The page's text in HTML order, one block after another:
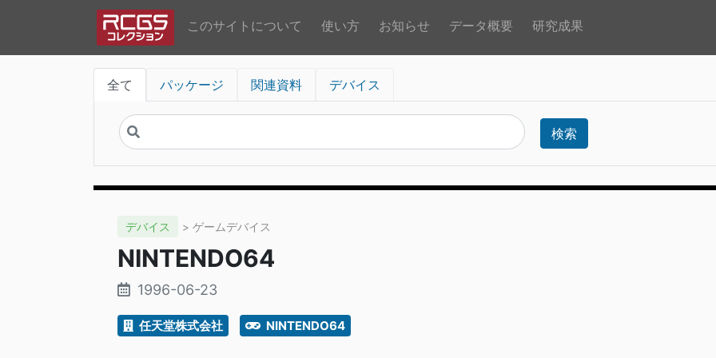
このサイトについて 使い方 お知らせ データ概要 研究成果
全て パッケージ 関連資料 デバイス
検索
デバイス > ゲームデバイス
NINTENDO64
1996-06-23
任天堂株式会社 NINTENDO64